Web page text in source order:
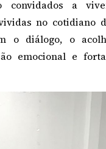
a
no cotidiano
o diálogo, o
emocional e